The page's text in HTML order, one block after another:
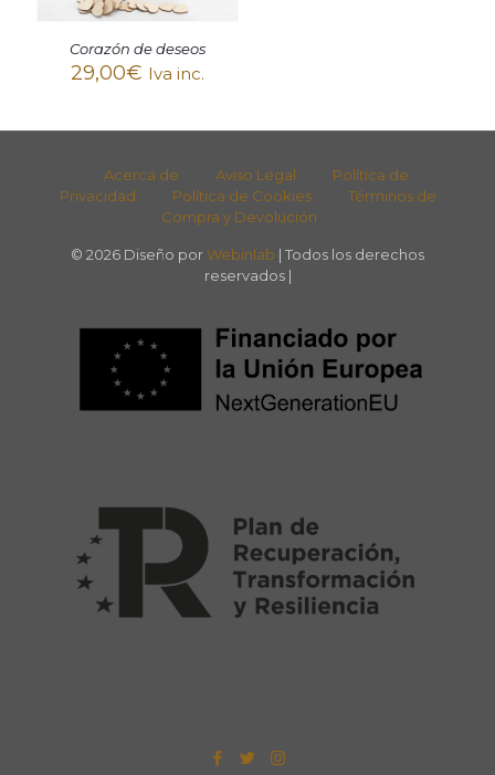
Corazón de deseos
29,00€ Iva inc.
Acerca de Aviso Legal
Política de
Privacidad
Política de Cookies
Términos de
Compra y Devolución
© 2026 Diseño por Webinlab | Todos los derechos
reservados |